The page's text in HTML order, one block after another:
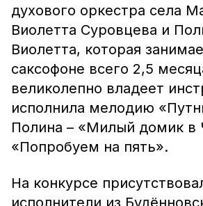
духового оркестра села
Виолетта Суровцева и
Виолетта, которая
саксофоне всего 2,5
великолепно владеет
исполнила мелодию
Полина – «Милый домик в
«Попробуем на пять».
На конкурсе
исполнители из